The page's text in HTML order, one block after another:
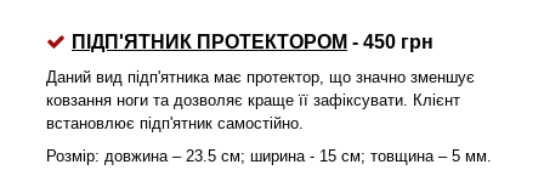
ПІДП'ЯТНИК ПРОТЕКТОРОМ - 450 грн
Даний вид підп'ятника має протектор, що значно зменшує
ковзання ноги та дозволяє краще її зафіксувати. Клієнт
встановлює підп'ятник самостійно.
Розмір: довжина – 23.5 см; ширина - 15 см; товщина – 5 мм.